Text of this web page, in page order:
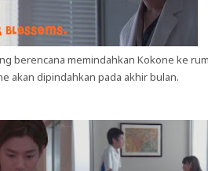
berencana memindahkan Kokone ke
akan dipindahkan pada akhir bulan.